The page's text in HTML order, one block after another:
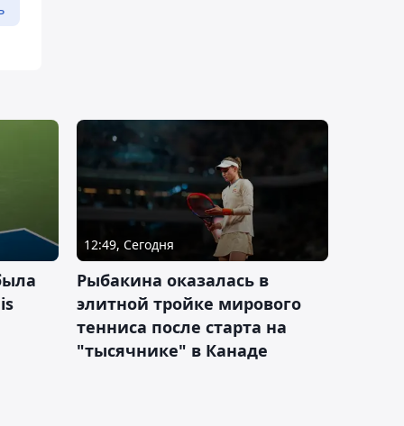
12:49, Сегодня
Рыбакина оказалась в
элитной тройке мирового
тенниса после старта на
"тысячнике" в Канаде